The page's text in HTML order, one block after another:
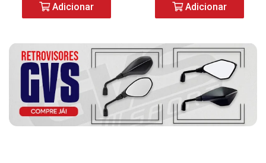
Adicionar Adicionar